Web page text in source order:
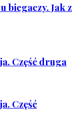
biegaczy. Jak z
Część druga
Część